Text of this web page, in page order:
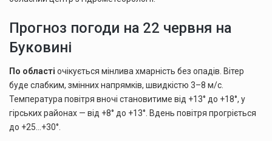
Прогноз погоди на 22 червня на
Буковині
По області очікується мінлива хмарність без опадів. Вітер
буде слабким, змінних напрямків, швидкістю 3–8 м/с.
Температура повітря вночі становитиме від +13° до +18°, у
гірських районах — від +8° до +13°. Вдень повітря прогріється
до +25…+30°.